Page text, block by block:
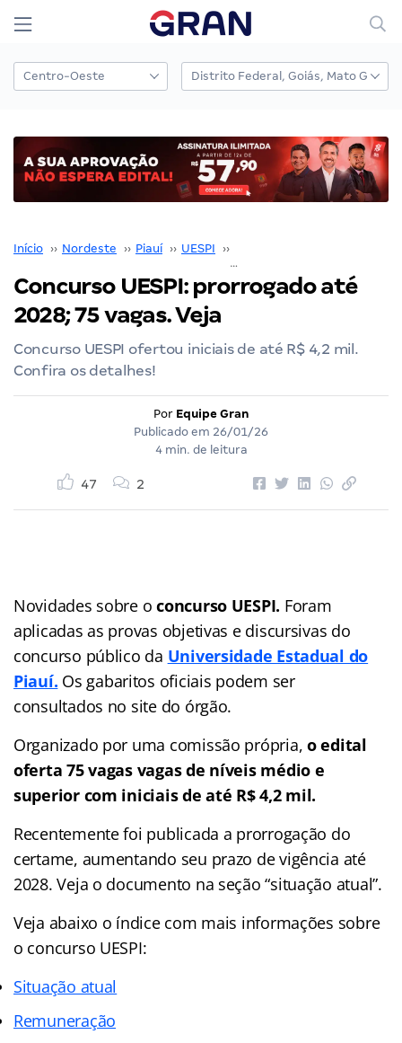
Início ›› Nordeste ›› Piauí ›› UESPI ››
Concurso UESPI: prorrogado até
2028; 75 vagas. Veja
Concurso UESPI ofertou iniciais de até R$ 4,2 mil.
Confira os detalhes!
Por Equipe Gran
Publicado em 26/01/26
4 min. de leitura
47 2
Novidades sobre oconcurso UESPI. Foram
aplicadas as provas objetivas e discursivas do
concurso público da Universidade Estadual do
Piauí. Os gabaritos oficiais podem ser
consultados no site do órgão.
Organizado por uma comissão própria,o edital
oferta 75 vagas vagas de níveis médio e
superior com iniciais de até R$ 4,2 mil.
Recentemente foi publicada a prorrogação do
certame, aumentando seu prazo de vigência até
2028. Veja o documento na seção “situação atual”.
Veja abaixo o índicecom mais informações sobre
o concurso UESPI:
Situação atual
Remuneração